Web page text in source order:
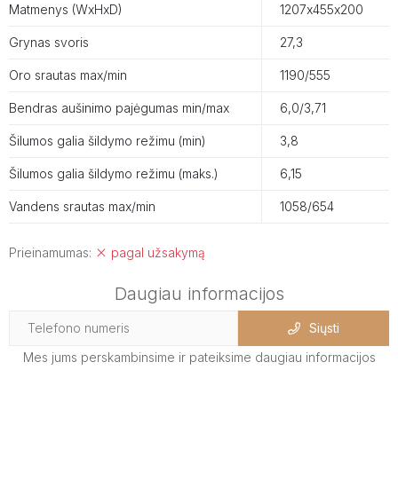
Matmenys (WxHxD) 1207х455х200
Grynas svoris 27,3
Oro srautas max/min 1190/555
Bendras aušinimo pajėgumas min/max 6,0/3,71
Šilumos galia šildymo režimu (min) 3,8
Šilumos galia šildymo režimu (maks.) 6,15
Vandens srautas max/min 1058/654
Prieinamumas: pagal užsakymą
Daugiau informacijos
Siųsti
Mes jums perskambinsime ir pateiksime daugiau informacijos